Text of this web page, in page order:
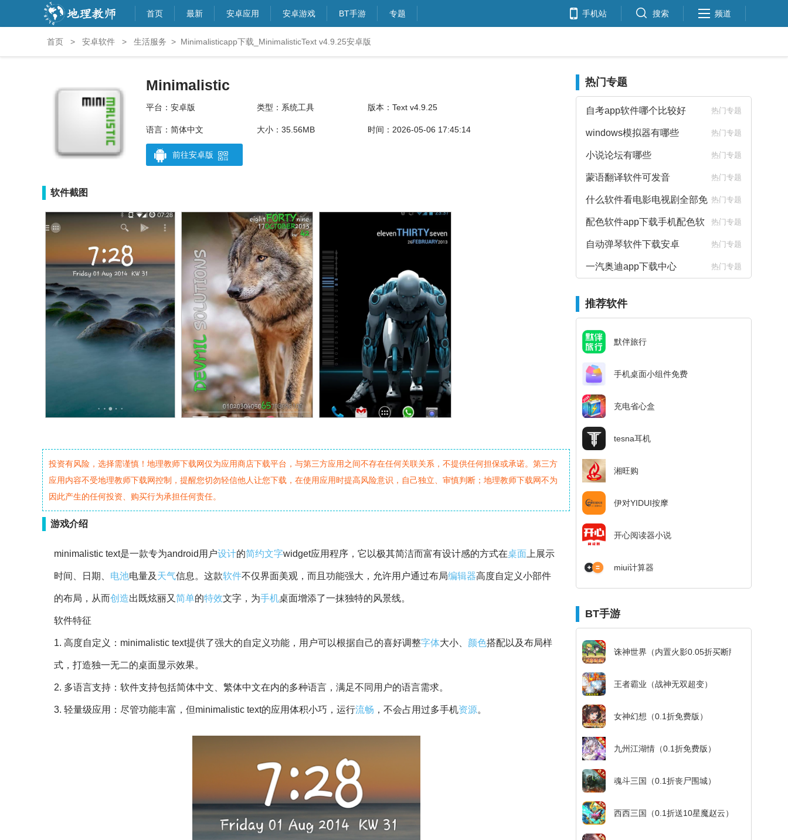
首页 最新 安卓应用 安卓游戏 BT手游 专题 手机站 搜索 频道
首页 > 安卓软件 > 生活服务 > Minimalisticapp下载_MinimalisticText v4.9.25安卓版
Minimalistic
平台：安卓版 类型：系统工具 版本：Text v4.9.25
语言：简体中文 大小：35.56MB 时间：2026-05-06 17:45:14
前往安卓版
软件截图
投资有风险，选择需谨慎！地理教师下载网仅为应用商店下载平台，与第三方应用之间不存在任何关联关系，不提供任何担保或承诺。第三方
应用内容不受地理教师下载网控制，提醒您切勿轻信他人让您下载，在使用应用时提高风险意识，自己独立、审慎判断；地理教师下载网不为
因此产生的任何投资、购买行为承担任何责任。
游戏介绍
minimalistic text是一款专为android用户设计的简约文字widget应用程序，它以极其简洁而富有设计感的方式在桌面 上展示
时间、日期、 电池电量及 天气信息。这款软件不仅界面美观，而且功能强大，允许用户通过布局编辑器高度自定义小部件
的布局，从而创造出既炫丽又 简单的特效文字，为手机桌面增添了一抹独特的风景线。
软件特征
1. 高度自定义：minimalistic text提供了强大的自定义功能，用户可以根据自己的喜好调整字体大小、 颜色搭配以及布局样
式，打造独一无二的桌面显示效果。
2. 多语言支持：软件支持包括简体中文、繁体中文在内的多种语言，满足不同用户的语言需求。
3. 轻量级应用：尽管功能丰富，但minimalistic text的应用体积小巧，运行流畅 ，不会占用过多手机资源。
热门专题
自考app软件哪个比较好 热门专题
windows模拟器有哪些 热门专题
小说论坛有哪些 热门专题
蒙语翻译软件可发音 热门专题
什么软件看电影电视剧全部免
费
热门专题
配色软件app下载手机配色软
件下载
热门专题
自动弹琴软件下载安卓 热门专题
一汽奥迪app下载中心 热门专题
推荐软件
默伴旅行
手机桌面小组件免费
充电省心盒
tesna耳机
湘旺购
伊对YIDUI按摩
开心阅读器小说
miui计算器
BT手游
诛神世界（内置火影0.05折买断版）
王者霸业（战神无双超变）
女神幻想（0.1折免费版）
九州江湖情（0.1折免费版）
魂斗三国（0.1折丧尸围城）
西西三国（0.1折送10星魔赵云）